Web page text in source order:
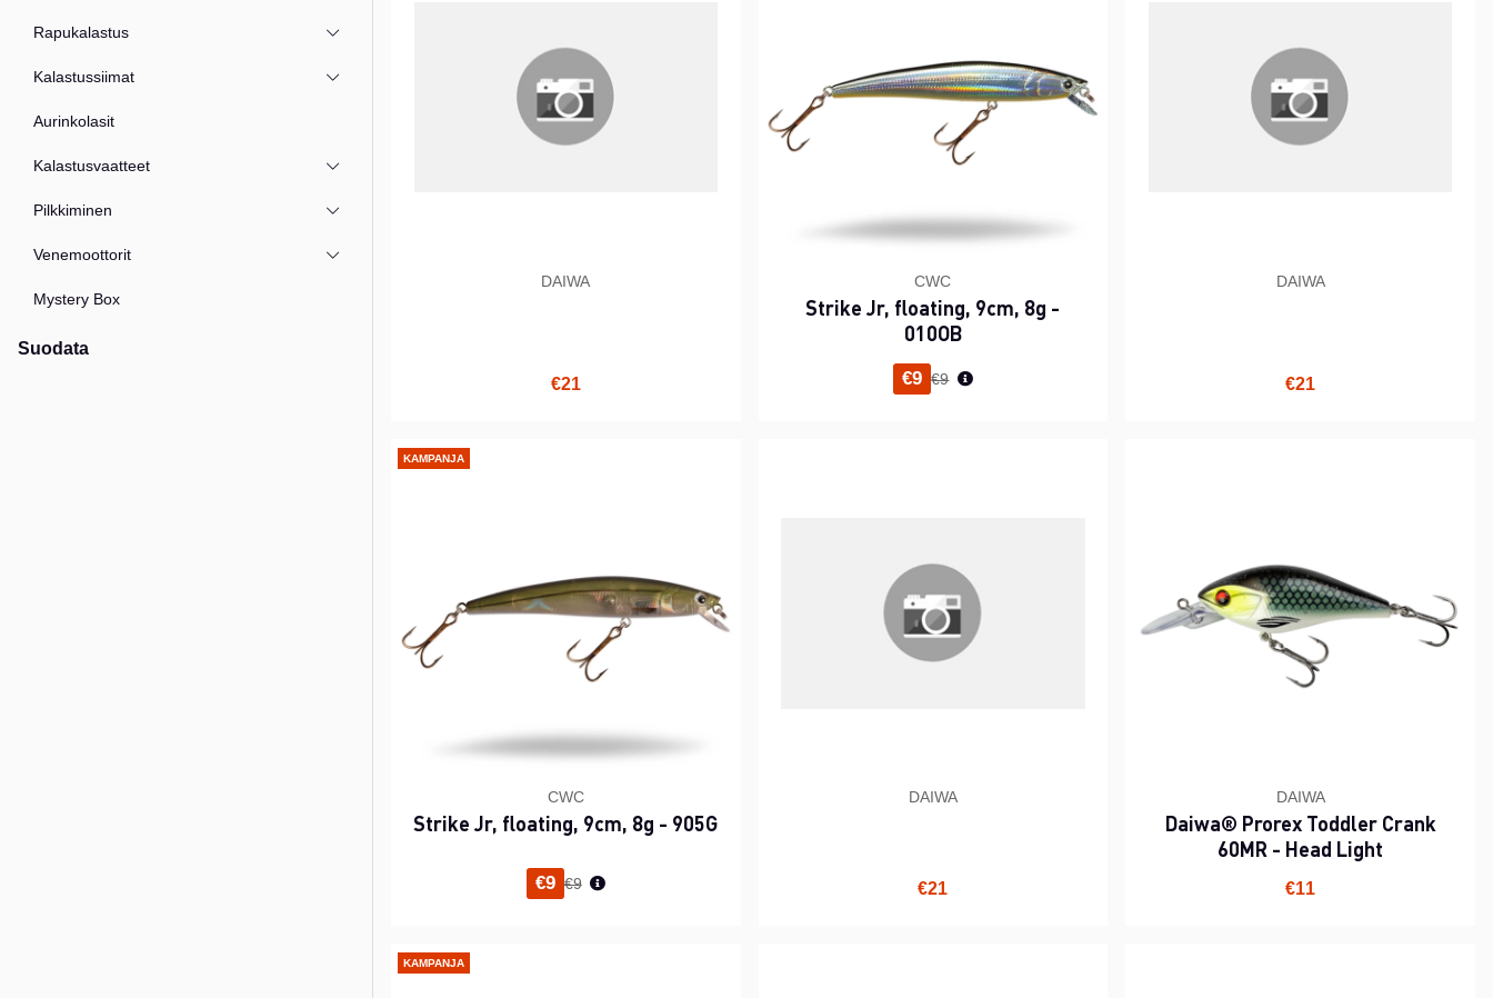
Rapukalastus
Kalastussiimat
Aurinkolasit
Kalastusvaatteet
Pilkkiminen
Venemoottorit
Mystery Box
Suodata
DAIWA
€21
CWC
Strike Jr, floating, 9cm, 8g -
010OB
€9 Normaali hinta
€9
DAIWA
€21
KAMPANJA
CWC
Strike Jr, floating, 9cm, 8g - 905G
€9 Normaali hinta
€9
DAIWA
€21
DAIWA
Daiwa® Prorex Toddler Crank
60MR - Head Light
€11
KAMPANJA